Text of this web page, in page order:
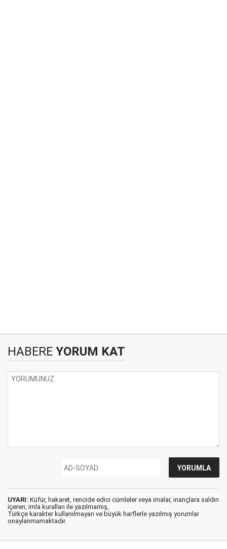
HABERE YORUM KAT
UYARI: Küfür, hakaret, rencide edici cümleler veya imalar, inançlara saldırı
içeren, imla kuralları ile yazılmamış,
Türkçe karakter kullanılmayan ve büyük harflerle yazılmış yorumlar
onaylanmamaktadır.